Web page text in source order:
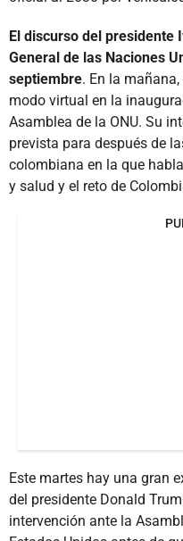
El discurso del presidente
General de las Naciones
septiembre. En la
modo virtual en la
Asamblea de la ONU. Su
prevista para después de
colombiana en la que
y salud y el reto de
Este martes hay una gran
del presidente Donald
intervención ante la